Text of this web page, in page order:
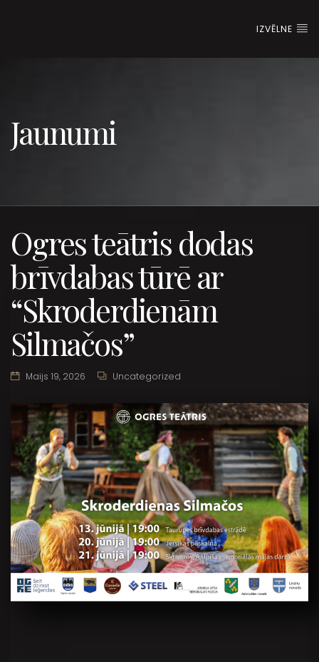
IZVĒLNE
Jaunumi
Ogres teātris dodas
brīvdabas tūrē ar
“Skroderdienām
Silmačos”
Maijs 19, 2026 Uncategorized